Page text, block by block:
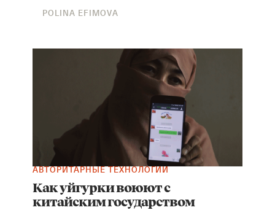
POLINA EFIMOVA
АВТОРИТАРНЫЕ ТЕХНОЛОГИИ
Как уйгурки воюют с
китайским государством